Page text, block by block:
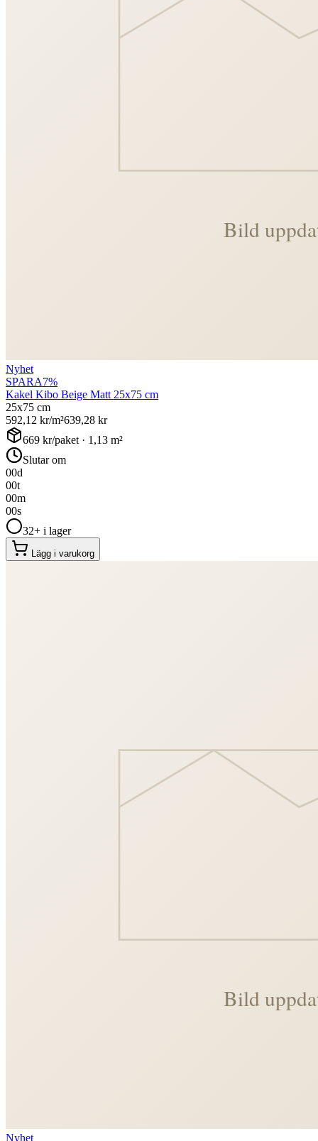
Nyhet
SPARA7%
Kakel Kibo Beige Matt 25x75 cm
25x75 cm
592,12 kr/m²639,28 kr
669 kr/paket · 1,13 m²
Slutar om
00d
00t
00m
00s
32+ i lager
Lägg i varukorg
Nyhet